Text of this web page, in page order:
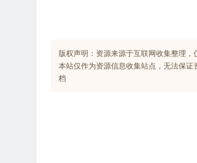
版权声明：资源来源于互联网收集整理，
本站仅作为资源信息收集站点，无法保
档